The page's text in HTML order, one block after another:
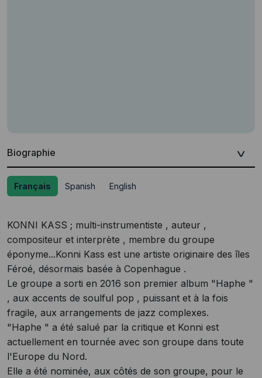
Biographie
Français Spanish English
KONNI KASS ; multi-instrumentiste , auteur ,
compositeur et interprète , membre du groupe
éponyme...Konni Kass est une artiste originaire des îles
Féroé, désormais basée à Copenhague .
Le groupe a sorti en 2016 son premier album "Haphe "
, aux accents de soulful pop , puissant et à la fois
fragile, aux arrangements de jazz complexes.
"Haphe " a été salué par la critique et Konni est
actuellement en tournée avec son groupe dans toute
l'Europe du Nord.
Elle a été nominée, aux côtés de son groupe, pour le